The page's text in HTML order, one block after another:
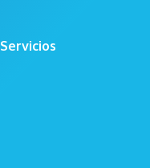
Servicios